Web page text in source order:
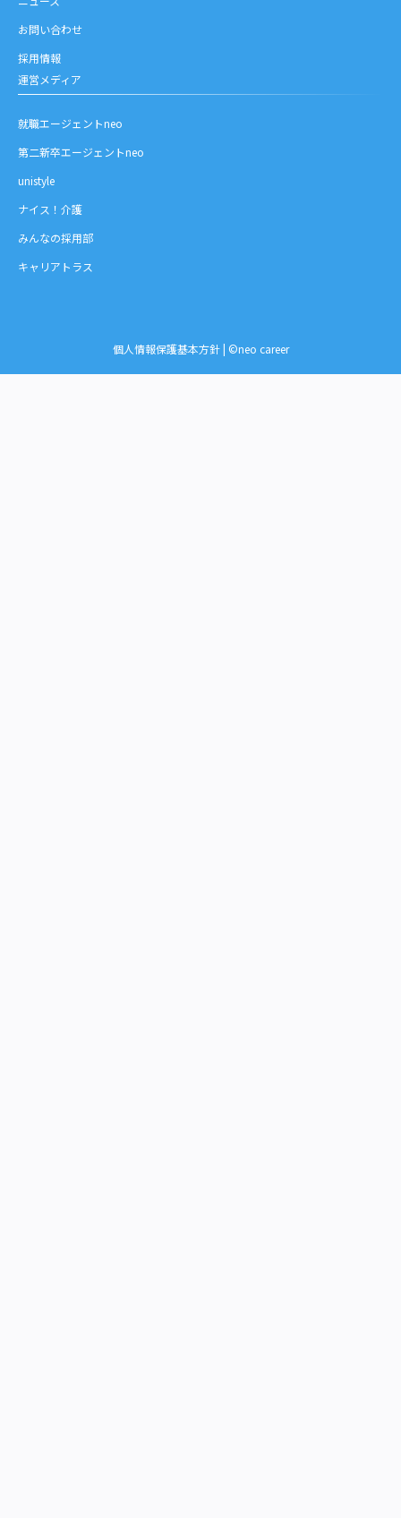
お問い合わせ
採用情報
運営メディア
就職エージェントneo
第二新卒エージェントneo
unistyle
ナイス！介護
みんなの採用部
キャリアトラス
個人情報保護基本方針| ©neo career